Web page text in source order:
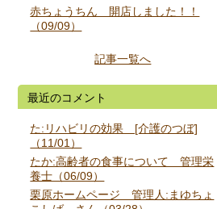
赤ちょうちん 開店しました！！
（09/09）
記事一覧へ
最近のコメント
た:リハビリの効果 [介護のつぼ]
（11/01）
たか:高齢者の食事について 管理栄
養士（06/09）
栗原ホームページ 管理人:まゆちょ